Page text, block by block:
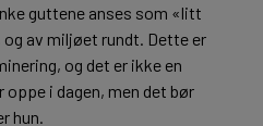
guttene anses som «litt
av miljøet rundt. Dette er
og det er ikke en
i dagen, men det bør
hun.